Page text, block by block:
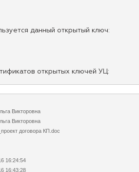
данный открытый ключ:
открытых ключей УЦ:
Викторовна
Викторовна
договора КП.doc
16:24:54
16:43:28